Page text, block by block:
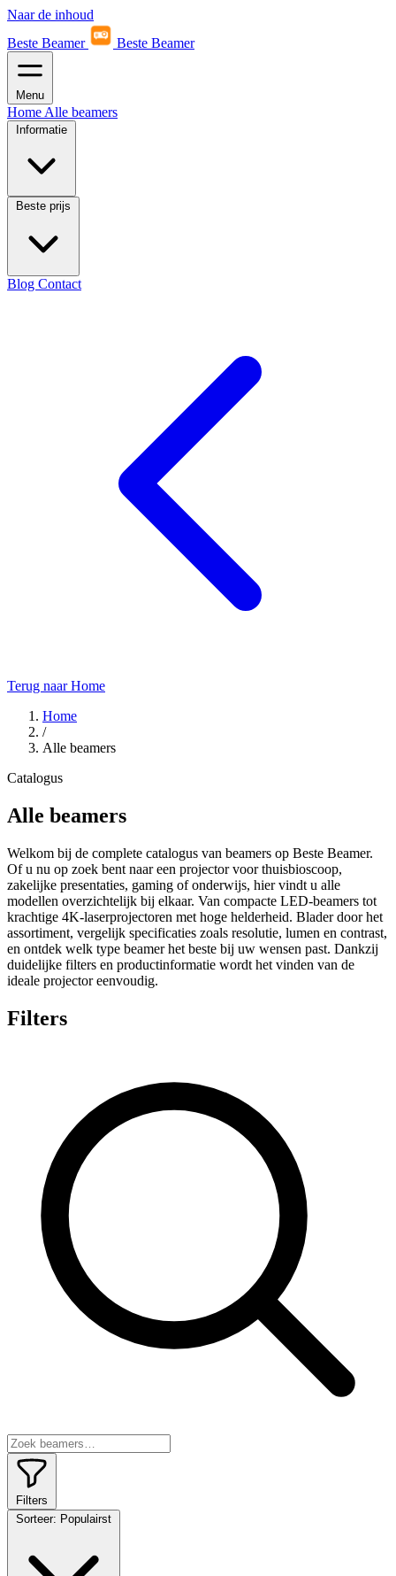
Naar de inhoud
Beste Beamer
Beste Beamer
Menu
Home Alle beamers
Informatie
Beste prijs
Blog Contact
Terug naar Home
Home
/
Alle beamers
Catalogus
Alle beamers
Welkom bij de complete catalogus van beamers op Beste Beamer.
Of u nu op zoek bent naar een projector voor thuisbioscoop,
zakelijke presentaties, gaming of onderwijs, hier vindt u alle
modellen overzichtelijk bij elkaar. Van compacte LED-beamers tot
krachtige 4K-laserprojectoren met hoge helderheid. Blader door het
assortiment, vergelijk specificaties zoals resolutie, lumen en contrast,
en ontdek welk type beamer het beste bij uw wensen past. Dankzij
duidelijke filters en productinformatie wordt het vinden van de
ideale projector eenvoudig.
Filters
Filters
Sorteer: Populairst